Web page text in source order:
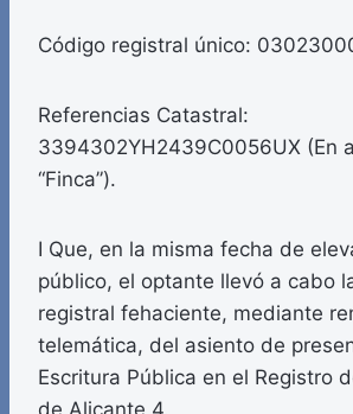
Código registral único:
Referencias Catastral:
3394302YH2439C0056UX (En
“Finca”).
I Que, en la misma fecha de
público, el optante llevó a cabo
registral fehaciente, mediante
telemática, del asiento de
Escritura Pública en el Registro